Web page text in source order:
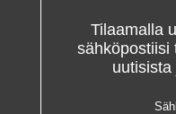
Tilaamalla
sähköpostiisi
uutisista